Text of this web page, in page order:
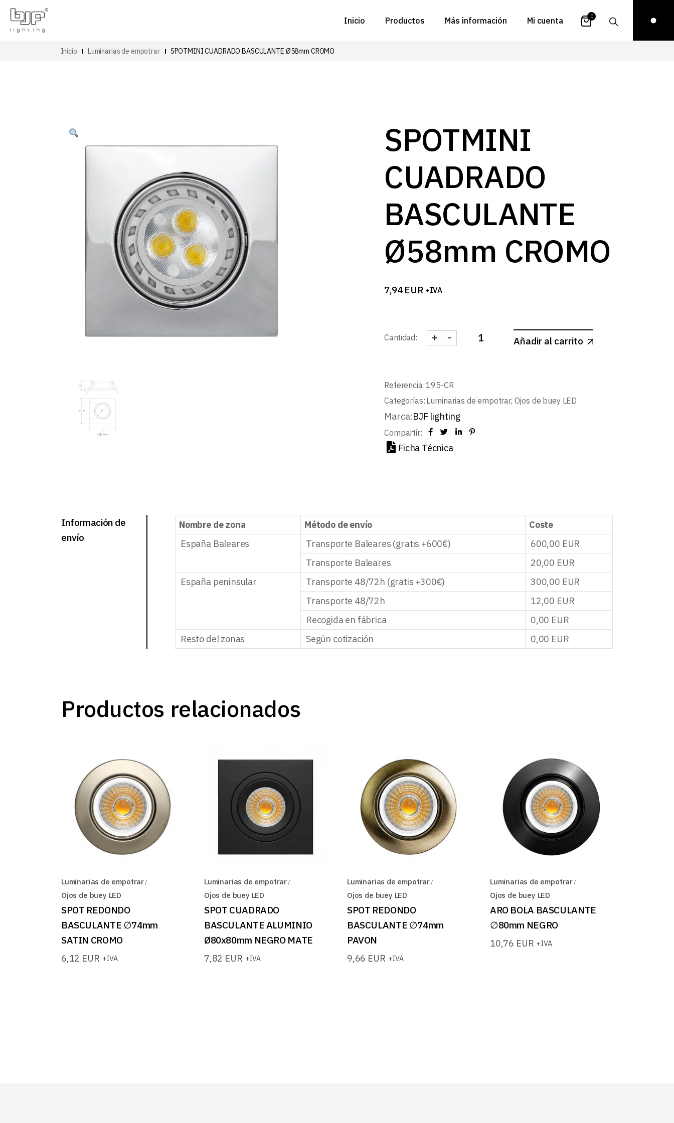
Inicio Productos Más información
FAQs
Proyectos
Zona de inspiración
Blog
Mi cuenta
contraseña
0
Inicio Luminarias de empotrar SPOTMINI CUADRADO BASCULANTE Ø58mm CROMO
SPOTMINI
CUADRADO
BASCULANTE
Ø58mm CROMO
7,94 EUR +IVA
Cantidad: SPOTMINI CUADRADO BASCULANTE Ø58mm CROMO
-
+ Añadir al carrito
Referencia:195-CR
Categorías: Luminarias de empotrar, Ojos de buey LED
Marca:BJF lighting
Compartir:
Ficha Técnica
Información de
envío
Nombre de zona Método de envío
Coste
España Baleares
Transporte Baleares (gratis +600€) 600,00 EUR
Transporte Baleares
20,00 EUR
España peninsular
Transporte 48/72h (gratis +300€) 300,00 EUR
Transporte 48/72h
12,00 EUR
Recogida en fábrica
0,00 EUR
Resto del zonas
Según cotización 0,00 EUR
Productos relacionados
Luminarias de empotrar
Ojos de buey LED
SPOT REDONDO
BASCULANTE ∅74mm
SATIN CROMO
6,12 EUR +IVA
Luminarias de empotrar
Ojos de buey LED
SPOT CUADRADO
BASCULANTE ALUMINIO
Ø80x80mm NEGRO MATE
7,82 EUR +IVA
Luminarias de empotrar
Ojos de buey LED
SPOT REDONDO
BASCULANTE ∅74mm
PAVON
9,66 EUR +IVA
Luminarias de empotrar
Ojos de buey LED
ARO BOLA BASCULANTE
∅80mm NEGRO
10,76 EUR +IVA